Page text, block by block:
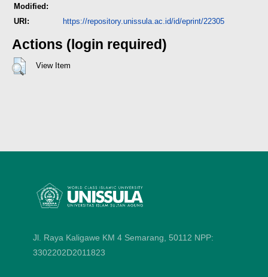
Modified:
URI: https://repository.unissula.ac.id/id/eprint/22305
Actions (login required)
View Item
Jl. Raya Kaligawe KM 4 Semarang, 50112 NPP:
3302202D2011823